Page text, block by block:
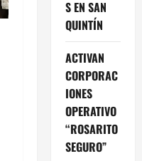
S EN SAN
QUINTÍN
ACTIVAN
CORPORAC
IONES
OPERATIVO
“ROSARITO
SEGURO”